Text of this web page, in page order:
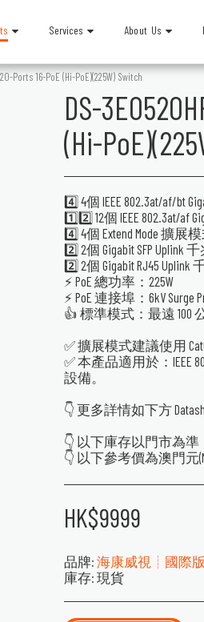
Services About Us
Ports 16-PoE (Hi-PoE)(225W) Switch
DS-
(Hi-
4️⃣ 4個 IEEE 802.3at/af/bt
1️⃣2️⃣ 12個 IEEE 802.3at/af
4️⃣ 4個 Extend Mode 擴展
2️⃣ 2個 Gigabit SFP Uplink
2️⃣ 2個 Gigabit RJ45
⚡ PoE 總功率：225W
⚡ PoE 連接埠：6kV
👍 標準模式：最遠 100
✅ 擴展模式建議使用
✅ 本產品適用於：IEEE
設備。
👇 更多詳情如下方
👇 以下庫存以門市為準
👇 以下參考價為澳門元
HK$9999
品牌: 海康威視┊國際
庫存: 現貨